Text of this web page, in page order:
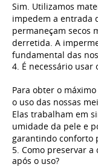
Sim. Utilizamos
impedem a entrada
permaneçam secos
derretida. A
fundamental das
4. É necessário
Para obter o
o uso das nossas
Elas trabalham em
umidade da pele e
garantindo conforto
5. Como preservar
após o uso?